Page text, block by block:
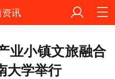
讯
业小镇文旅融合
大学举行